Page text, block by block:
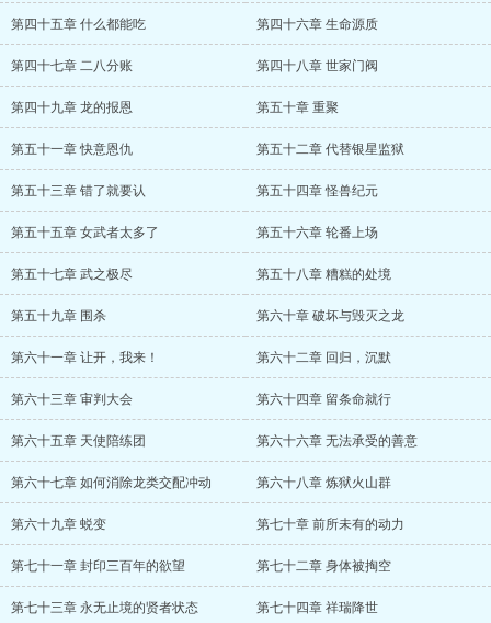
第四十五章 什么都能吃 第四十六章 生命源质
第四十七章 二八分账 第四十八章 世家门阀
第四十九章 龙的报恩 第五十章 重聚
第五十一章 快意恩仇 第五十二章 代替银星监狱
第五十三章 错了就要认 第五十四章 怪兽纪元
第五十五章 女武者太多了 第五十六章 轮番上场
第五十七章 武之极尽 第五十八章 糟糕的处境
第五十九章 围杀 第六十章 破坏与毁灭之龙
第六十一章 让开，我来！ 第六十二章 回归，沉默
第六十三章 审判大会 第六十四章 留条命就行
第六十五章 天使陪练团 第六十六章 无法承受的善意
第六十七章 如何消除龙类交配冲动 第六十八章 炼狱火山群
第六十九章 蜕变 第七十章 前所未有的动力
第七十一章 封印三百年的欲望 第七十二章 身体被掏空
第七十三章 永无止境的贤者状态 第七十四章 祥瑞降世